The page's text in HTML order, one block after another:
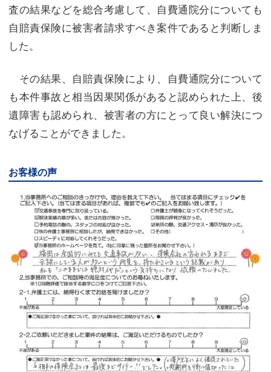
査の結果などを総合考慮して、自費通院分についても
自賠責保険に被害者請求すべき案件であると判断しま
した。
その結果、自賠責保険により、自費通院分について
も本件事故と相当因果関係があると認められた上、後
遺障害も認められ、被害者の方にとって良い解決につ
なげることができました。
お客様の声